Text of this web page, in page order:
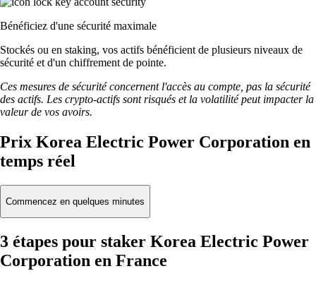
Bénéficiez d'une sécurité maximale
Stockés ou en staking, vos actifs bénéficient de plusieurs niveaux de
sécurité et d'un chiffrement de pointe.
Ces mesures de sécurité concernent l'accès au compte, pas la sécurité
des actifs. Les crypto-actifs sont risqués et la volatilité peut impacter la
valeur de vos avoirs.
Prix Korea Electric Power Corporation en
temps réel
Commencez en quelques minutes
3 étapes pour staker Korea Electric Power
Corporation en France